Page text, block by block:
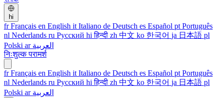
hi
frFrançais en English it Italiano de Deutsch es Español pt Português
nl Nederlands ru Русский hi हिन्दी zh 中文 ko 한국어 ja 日本語 pl
Polski ar العربية
निःशुल्क परामर्श
frFrançais en English it Italiano de Deutsch es Español pt Português
nl Nederlands ru Русский hi हिन्दी zh 中文 ko 한국어 ja 日本語 pl
Polski ar العربية